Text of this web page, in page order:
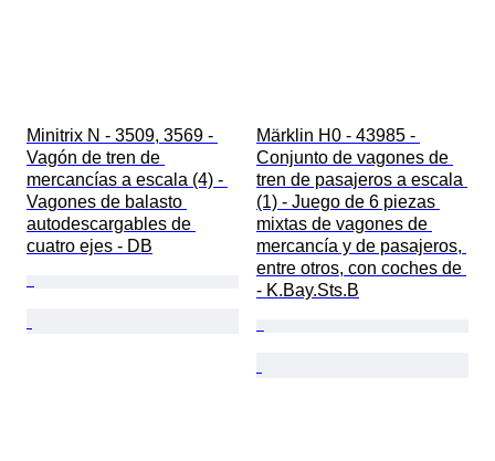
Minitrix N - 3509, 3569 -
Vagón de tren de
mercancías a escala (4) -
Vagones de balasto
autodescargables de
cuatro ejes - DB
Märklin H0 - 43985 -
Conjunto de vagones de
tren de pasajeros a escala
(1) - Juego de 6 piezas
mixtas de vagones de
mercancía y de pasajeros,
entre otros, con coches de
- K.Bay.Sts.B